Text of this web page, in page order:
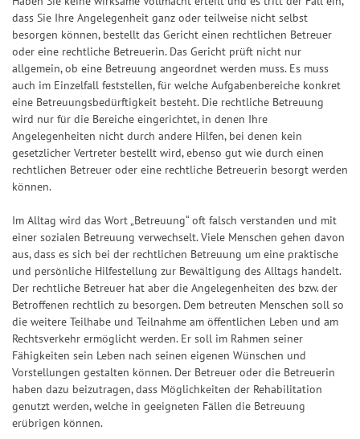
dass Sie Ihre Angelegenheit ganz oder teilweise nicht selbst
besorgen können, bestellt das Gericht einen rechtlichen Betreuer
oder eine rechtliche Betreuerin. Das Gericht prüft nicht nur
allgemein, ob eine Betreuung angeordnet werden muss. Es muss
auch im Einzelfall feststellen, für welche Aufgabenbereiche konkret
eine Betreuungsbedürftigkeit besteht. Die rechtliche Betreuung
wird nur für die Bereiche eingerichtet, in denen Ihre
Angelegenheiten nicht durch andere Hilfen, bei denen kein
gesetzlicher Vertreter bestellt wird, ebenso gut wie durch einen
rechtlichen Betreuer oder eine rechtliche Betreuerin besorgt werden
können.
Im Alltag wird das Wort „Betreuung“ oft falsch verstanden und mit
einer sozialen Betreuung verwechselt. Viele Menschen gehen davon
aus, dass es sich bei der rechtlichen Betreuung um eine praktische
und persönliche Hilfestellung zur Bewältigung des Alltags handelt.
Der rechtliche Betreuer hat aber die Angelegenheiten des bzw. der
Betroffenen rechtlich zu besorgen. Dem betreuten Menschen soll so
die weitere Teilhabe und Teilnahme am öffentlichen Leben und am
Rechtsverkehr ermöglicht werden. Er soll im Rahmen seiner
Fähigkeiten sein Leben nach seinen eigenen Wünschen und
Vorstellungen gestalten können. Der Betreuer oder die Betreuerin
haben dazu beizutragen, dass Möglichkeiten der Rehabilitation
genutzt werden, welche in geeigneten Fällen die Betreuung
erübrigen können.